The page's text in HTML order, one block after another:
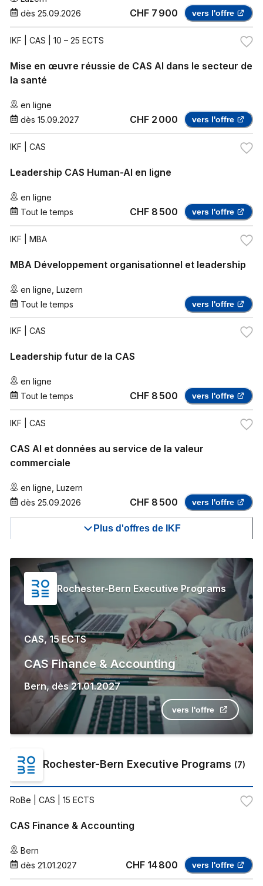
dès 25.09.2026 CHF 7 900 vers l'offre
IKF | CAS | 10 – 25 ECTS
Mise en œuvre réussie de CAS AI dans le secteur de
la santé
en ligne
dès 15.09.2027 CHF 2 000 vers l'offre
IKF | CAS
Leadership CAS Human-AI en ligne
en ligne
Tout le temps
CHF 8 500 vers l'offre
IKF | MBA
MBA Développement organisationnel et leadership
en ligne Luzern
Tout le temps
vers l'offre
IKF | CAS
Leadership futur de la CAS
en ligne
Tout le temps
CHF 8 500 vers l'offre
IKF | CAS
CAS AI et données au service de la valeur
commerciale
en ligne Luzern
dès 25.09.2026 CHF 8 500 vers l'offre
Plus d'offres de IKF
Rochester-Bern Executive Programs
CAS, 15 ECTS
CAS Finance & Accounting
Bern, dès 21.01.2027
vers l'offre
Rochester-Bern Executive Programs (7)
RoBe | CAS | 15 ECTS
CAS Finance & Accounting
Bern
dès 21.01.2027 CHF 14 800 vers l'offre